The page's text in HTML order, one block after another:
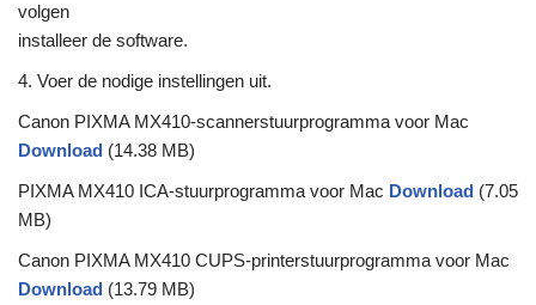
volgen
installeer de software.
4. Voer de nodige instellingen uit.
Canon PIXMA MX410-scannerstuurprogramma voor Mac
Download (14.38 MB)
PIXMA MX410 ICA-stuurprogramma voor Mac Download (7.05
MB)
Canon PIXMA MX410 CUPS-printerstuurprogramma voor Mac
Download (13.79 MB)